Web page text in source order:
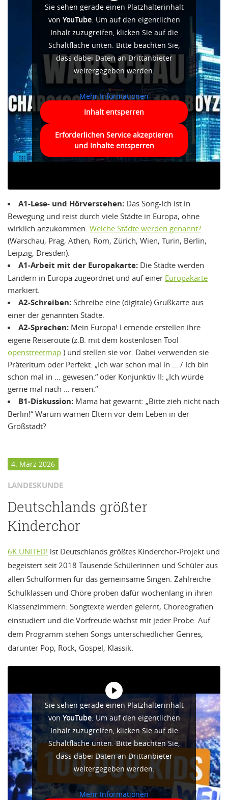
Sie sehen gerade einen Platzhalterinhalt
von YouTube. Um auf den eigentlichen
Inhalt zuzugreifen, klicken Sie auf die
Schaltfläche unten. Bitte beachten Sie,
dass dabei Daten an Drittanbieter
weitergegeben werden.
Mehr Informationen
Inhalt entsperren
Erforderlichen Service akzeptieren
und Inhalte entsperren
A1-Lese- und Hörverstehen: Das Song-Ich ist in
Bewegung und reist durch viele Städte in Europa, ohne
wirklich anzukommen. Welche Städte werden genannt?
(Warschau, Prag, Athen, Rom, Zürich, Wien, Turin, Berlin,
Leipzig, Dresden).
A1-Arbeit mit der Europakarte: Die Städte werden
Ländern in Europa zugeordnet und auf einer Europakarte
markiert.
A2-Schreiben: Schreibe eine (digitale) Grußkarte aus
einer der genannten Städte.
A2-Sprechen: Mein Europa! Lernende erstellen ihre
eigene Reiseroute (z.B. mit dem kostenlosen Tool
openstreetmap ) und stellen sie vor. Dabei verwenden sie
Präteritum oder Perfekt: „Ich war schon mal in … / Ich bin
schon mal in … gewesen.“ oder Konjunktiv II: „Ich würde
gerne mal nach … reisen.“
B1-Diskussion: Mama hat gewarnt: „Bitte zieh nicht nach
Berlin!“ Warum warnen Eltern vor dem Leben in der
Großstadt?
4. März 2026
LANDESKUNDE
Deutschlands größter
Kinderchor
6K UNITED! ist Deutschlands größtes Kinderchor-Projekt und
begeistert seit 2018 Tausende Schülerinnen und Schüler aus
allen Schulformen für das gemeinsame Singen. Zahlreiche
Schulklassen und Chöre proben dafür wochenlang in ihren
Klassenzimmern: Songtexte werden gelernt, Choreografien
einstudiert und die Vorfreude wächst mit jeder Probe. Auf
dem Programm stehen Songs unterschiedlicher Genres,
darunter Pop, Rock, Gospel, Klassik.
Sie sehen gerade einen Platzhalterinhalt
von YouTube. Um auf den eigentlichen
Inhalt zuzugreifen, klicken Sie auf die
Schaltfläche unten. Bitte beachten Sie,
dass dabei Daten an Drittanbieter
weitergegeben werden.
Mehr Informationen